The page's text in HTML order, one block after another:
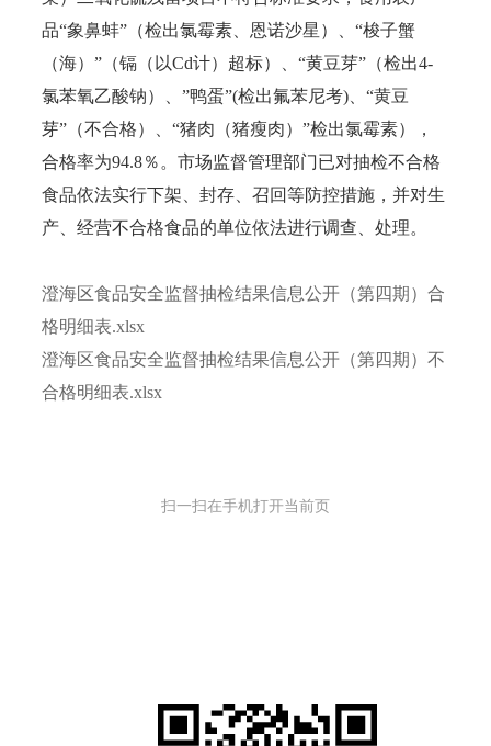
品“象鼻蚌”（检出氯霉素、恩诺沙星）、“梭子蟹
（海）”（镉（以Cd计）超标）、“黄豆芽”（检出4-
氯苯氧乙酸钠）、”鸭蛋”(检出氟苯尼考)、“黄豆
芽”（不合格）、“猪肉（猪瘦肉）”检出氯霉素），
合格率为94.8％。市场监督管理部门已对抽检不合格
食品依法实行下架、封存、召回等防控措施，并对生
产、经营不合格食品的单位依法进行调查、处理。
澄海区食品安全监督抽检结果信息公开（第四期）合
格明细表.xlsx
澄海区食品安全监督抽检结果信息公开（第四期）不
合格明细表.xlsx
扫一扫在手机打开当前页